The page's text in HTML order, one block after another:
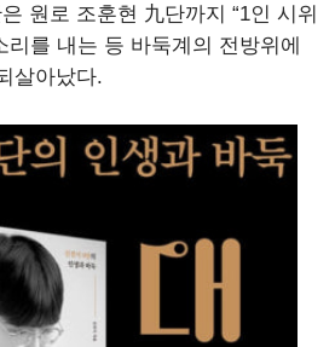
원로 조훈현 九단까지 “1인 시위
리를 내는 등 바둑계의 전방위에
살아났다.